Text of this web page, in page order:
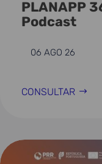
PLANAPP
Podcast
06 AGO 26
CONSULTAR